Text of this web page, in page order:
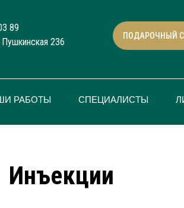
89
236
ПОДАРОЧНЫЙ
СПЕЦИАЛИСТЫ
РАБОТЫ
Инъекции